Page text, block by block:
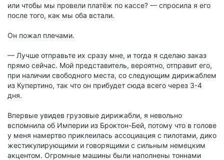
или чтобы мы провели платёж по кассе? — спросила я его
после того, как мы оба встали.
Он пожал плечами.
— Лучше отправьте их сразу мне, и тогда я сделаю заказ
прямо сейчас. Мой представитель, вероятно, отправит его,
при наличии свободного места, со следующим дирижаблем
из Купертино, так что он прибудет сюда всего через 3-4
дня.
Впервые увидев грузовые дирижабли, я невольно
вспомнила об Империи из Броктон-Бей, потому что в голове
у меня намертво приклеилась ассоциация с пилотами, дико
жестикулирующими и говорящими с сильным немецким
акцентом. Огромные машины были наполнены тоннами